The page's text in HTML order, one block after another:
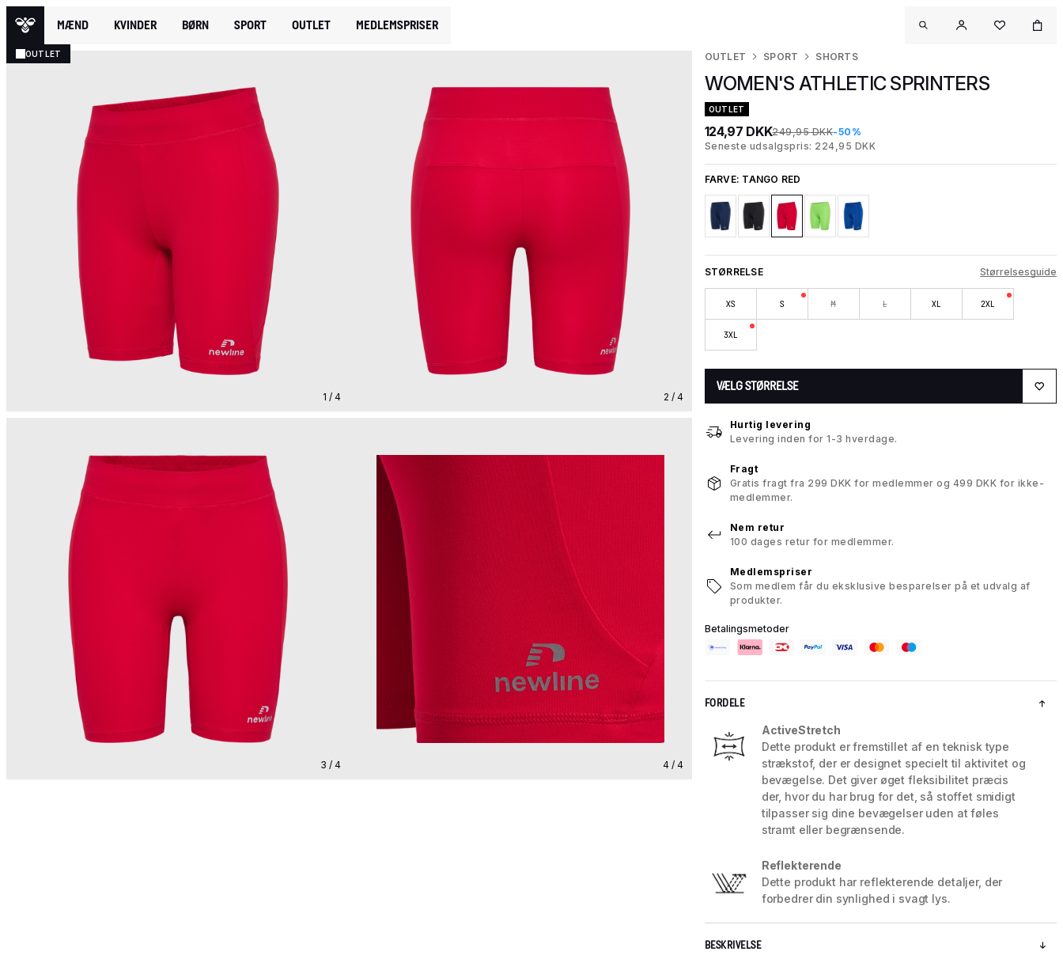
MÆND KVINDER BØRN SPORT OUTLET MEDLEMSPRISER
OUTLET
1 / 4 2 / 4
3 / 4 4 / 4
OUTLET SPORT SHORTS
WOMEN'S ATHLETIC SPRINTERS
OUTLET
124,97 DKK249,95 DKK-50%
Seneste udsalgspris: 224,95 DKK
FARVE: TANGO RED
STØRRELSE Størrelsesguide
XS S M L XL 2XL
3XL
VÆLG STØRRELSE
Hurtig levering
Levering inden for 1-3 hverdage.
Fragt
Gratis fragt fra 299 DKK for medlemmer og 499 DKK for ikke-
medlemmer.
Nem retur
100 dages retur for medlemmer.
Medlemspriser
Som medlem får du eksklusive besparelser på et udvalg af
produkter.
Betalingsmetoder
FORDELE
ActiveStretch
Dette produkt er fremstillet af en teknisk type
strækstof, der er designet specielt til aktivitet og
bevægelse. Det giver øget fleksibilitet præcis
der, hvor du har brug for det, så stoffet smidigt
tilpasser sig dine bevægelser uden at føles
stramt eller begrænsende.
Reflekterende
Dette produkt har reflekterende detaljer, der
forbedrer din synlighed i svagt lys.
BESKRIVELSE